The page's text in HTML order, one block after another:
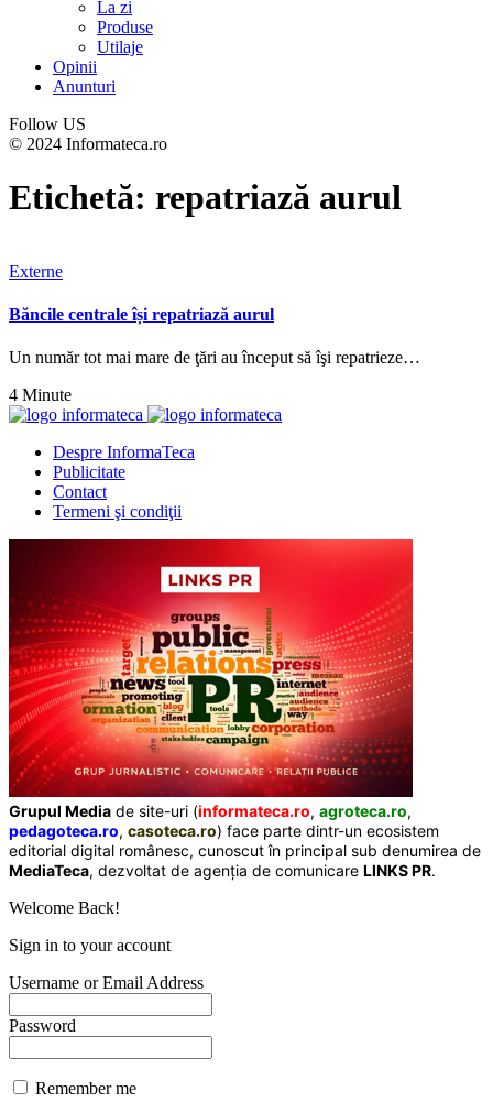
La zi
Produse
Utilaje
Opinii
Anunturi
Follow US
© 2024 Informateca.ro
Etichetă: repatriază aurul
Externe
Băncile centrale își repatriază aurul
Un număr tot mai mare de ţări au început să îşi repatrieze…
4 Minute
Despre InformaTeca
Publicitate
Contact
Termeni şi condiţii
Grupul Media de site-uri (informateca.ro, agroteca.ro,
pedagoteca.ro, casoteca.ro) face parte dintr-un ecosistem
editorial digital românesc, cunoscut în principal sub denumirea de
MediaTeca, dezvoltat de agenția de comunicare LINKS PR.
Welcome Back!
Sign in to your account
Username or Email Address
Password
Remember me